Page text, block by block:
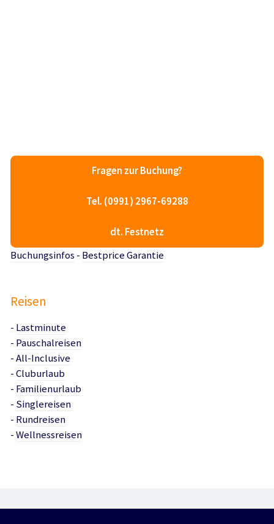
Fragen zur Buchung?
Tel. (0991) 2967-69288
dt. Festnetz
Buchungsinfos - Bestprice Garantie
Reisen
- Lastminute
- Pauschalreisen
-All-Inclusive
-Cluburlaub
- Familienurlaub
- Singlereisen
- Rundreisen
-Wellnessreisen